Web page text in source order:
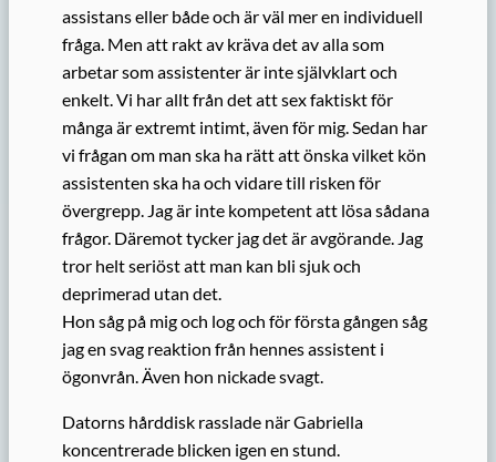
assistans eller både och är väl mer en individuell
fråga. Men att rakt av kräva det av alla som
arbetar som assistenter är inte självklart och
enkelt. Vi har allt från det att sex faktiskt för
många är extremt intimt, även för mig. Sedan har
vi frågan om man ska ha rätt att önska vilket kön
assistenten ska ha och vidare till risken för
övergrepp. Jag är inte kompetent att lösa sådana
frågor. Däremot tycker jag det är avgörande. Jag
tror helt seriöst att man kan bli sjuk och
deprimerad utan det.
Hon såg på mig och log och för första gången såg
jag en svag reaktion från hennes assistent i
ögonvrån. Även hon nickade svagt.
Datorns hårddisk rasslade när Gabriella
koncentrerade blicken igen en stund.